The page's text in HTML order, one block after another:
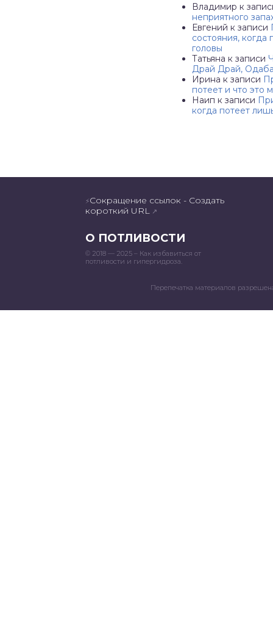
Владимир к
неприятного
Евгений к записи
состояния,
головы
Татьяна к записи
Драй Драй,
Ирина к записи
потеет и что это
Наип к записи
когда потеет
⚡Сокращение ссылок - Создать
короткий URL↗
О ПОТЛИВОСТИ
© 2018 — 2025 – Как избавиться от
потливости и гипергидроза.
Перепечатка материалов